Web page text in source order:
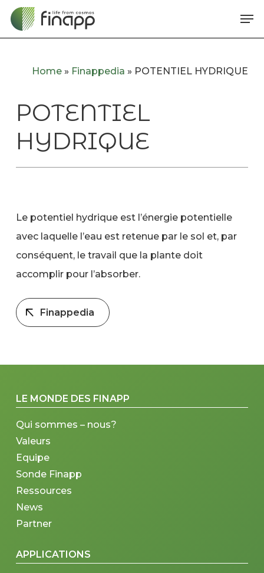
Skip
content
Home » Finappedia » POTENTIEL HYDRIQUE
POTENTIEL
HYDRIQUE
Le potentiel hydrique est l’énergie potentielle
avec laquelle l’eau est retenue par le sol et, par
conséquent, le travail que la plante doit
accomplir pour l’absorber.
Finappedia
LE MONDE DES FINAPP
Qui sommes – nous?
Valeurs
Equipe
Sonde Finapp
Ressources
News
Partner
APPLICATIONS